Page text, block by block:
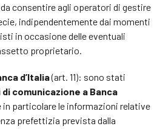
consentire agli operatori di gestire
indipendentemente dai momenti
in occasione delle eventuali
proprietario.
d’Italia(art. 11): sono stati
comunicazione a Banca
in particolare le informazioni relative
prefettizia prevista dalla